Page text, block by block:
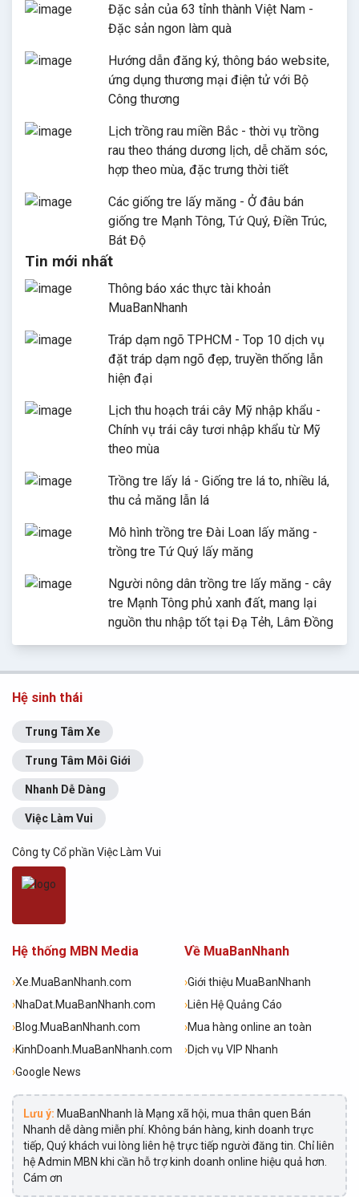
Đặc sản của 63 tỉnh thành Việt Nam -
Đặc sản ngon làm quà
Hướng dẫn đăng ký, thông báo website,
ứng dụng thương mại điện tử với Bộ
Công thương
Lịch trồng rau miền Bắc - thời vụ trồng
rau theo tháng dương lịch, dễ chăm sóc,
hợp theo mùa, đặc trưng thời tiết
Các giống tre lấy măng - Ở đâu bán
giống tre Mạnh Tông, Tứ Quý, Điền Trúc,
Bát Độ
Tin mới nhất
Thông báo xác thực tài khoản
MuaBanNhanh
Tráp dạm ngõ TPHCM - Top 10 dịch vụ
đặt tráp dạm ngõ đẹp, truyền thống lẫn
hiện đại
Lịch thu hoạch trái cây Mỹ nhập khẩu -
Chính vụ trái cây tươi nhập khẩu từ Mỹ
theo mùa
Trồng tre lấy lá - Giống tre lá to, nhiều lá,
thu cả măng lẫn lá
Mô hình trồng tre Đài Loan lấy măng -
trồng tre Tứ Quý lấy măng
Người nông dân trồng tre lấy măng - cây
tre Mạnh Tông phủ xanh đất, mang lại
nguồn thu nhập tốt tại Đạ Tẻh, Lâm Đồng
Hệ sinh thái
Trung Tâm Xe
Trung Tâm Môi Giới
Nhanh Dễ Dàng
Việc Làm Vui
Công ty Cổ phần Việc Làm Vui
Hệ thống MBN Media
›Xe.MuaBanNhanh.com
›NhaDat.MuaBanNhanh.com
›Blog.MuaBanNhanh.com
›KinhDoanh.MuaBanNhanh.com
›Google News
Về MuaBanNhanh
›Giới thiệu MuaBanNhanh
›Liên Hệ Quảng Cáo
›Mua hàng online an toàn
›Dịch vụ VIP Nhanh
Lưu ý: MuaBanNhanh là Mạng xã hội, mua thân quen Bán
Nhanh dễ dàng miễn phí. Không bán hàng, kinh doanh trực
tiếp, Quý khách vui lòng liên hệ trực tiếp người đăng tin. Chỉ liên
hệ Admin MBN khi cần hỗ trợ kinh doanh online hiệu quả hơn.
Cám ơn